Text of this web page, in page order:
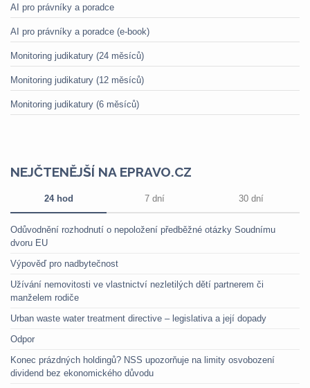
AI pro právníky a poradce
AI pro právníky a poradce (e-book)
Monitoring judikatury (24 měsíců)
Monitoring judikatury (12 měsíců)
Monitoring judikatury (6 měsíců)
NEJČTENĚJŠÍ NA EPRAVO.CZ
24 hod 7 dní 30 dní
Odůvodnění rozhodnutí o nepoložení předběžné otázky Soudnímu
dvoru EU
Výpověď pro nadbytečnost
Užívání nemovitosti ve vlastnictví nezletilých dětí partnerem či
manželem rodiče
Urban waste water treatment directive – legislativa a její dopady
Odpor
Konec prázdných holdingů? NSS upozorňuje na limity osvobození
dividend bez ekonomického důvodu